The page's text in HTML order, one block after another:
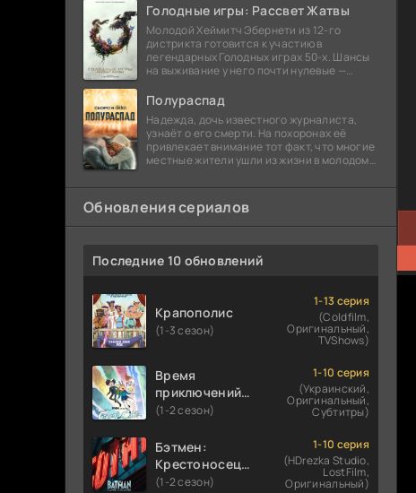
Голодные игры: Рассвет Жатвы
Молодой Хеймитч Эбернети из 12-го
дистрикта готовится к участию в
легендарных Голодных играх 50-х. Шансы
на выживание у него почти нулевые —
победу еще сорок
Полураспад
Надежда, дочь известного журналиста,
узнаёт о его смерти. На похоронах её
привлекает внимание тот факт, что многие
местные жители ушли из жизни в молодом
бомбы
Обновления сериалов
Последние 10 обновлений
Крапополис
(1-3 сезон)
1-13 серия
(Coldfilm,
Оригинальный,
TVShows)
Время
приключений:
Фионна и Кейк
(1-2 сезон)
1-10 серия
(Украинский,
Оригинальный,
Субтитры)
Бэтмен:
Крестоносец в
плаще
(1-2 сезон)
1-10 серия
(HDrezka Studio,
LostFilm,
Оригинальный)